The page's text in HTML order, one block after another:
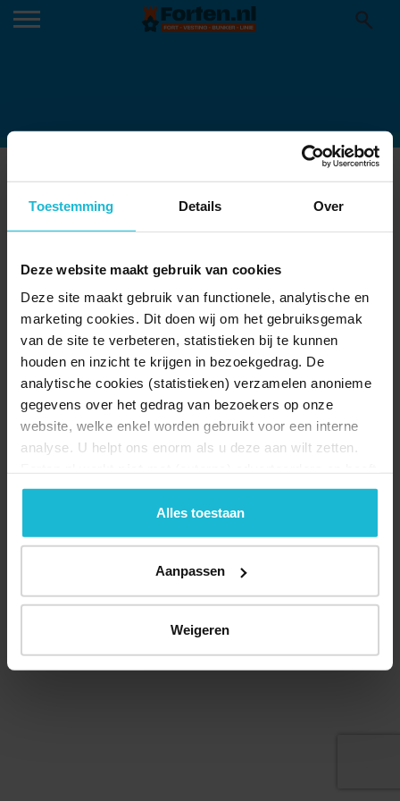
Toestemming Details Over
Deze website maakt gebruik van cookies
Deze site maakt gebruik van functionele, analytische en
marketing cookies. Dit doen wij om het gebruiksgemak
van de site te verbeteren, statistieken bij te kunnen
houden en inzicht te krijgen in bezoekgedrag. De
analytische cookies (statistieken) verzamelen anonieme
gegevens over het gedrag van bezoekers op onze
website, welke enkel worden gebruikt voor een interne
analyse. U helpt ons enorm als u deze aan wilt zetten.
geen commerciële doelstelling. U kunt deze cookies via
de knoppen accepteren, beheren of weigeren.
Alles toestaan
Aanpassen
Weigeren
© 2026 Stichting Forten Nederland
Over ons
Doneer nu Disclaimer
Contact
Forten.nl wordt ondersteund door de